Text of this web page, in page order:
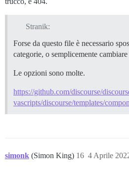
Stranik:
Forse da questo file è necessario
categorie, o semplicemente cambiare
Le opzioni sono molte.
https://github.com/discourse/
vascripts/discourse/templates/
simonk (Simon King) 4 Aprile
16